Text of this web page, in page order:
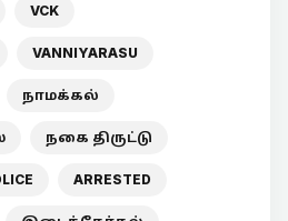
VCK
VANNIYARASU
நாமக்கல்
நகை திருட்டு
ARRESTED